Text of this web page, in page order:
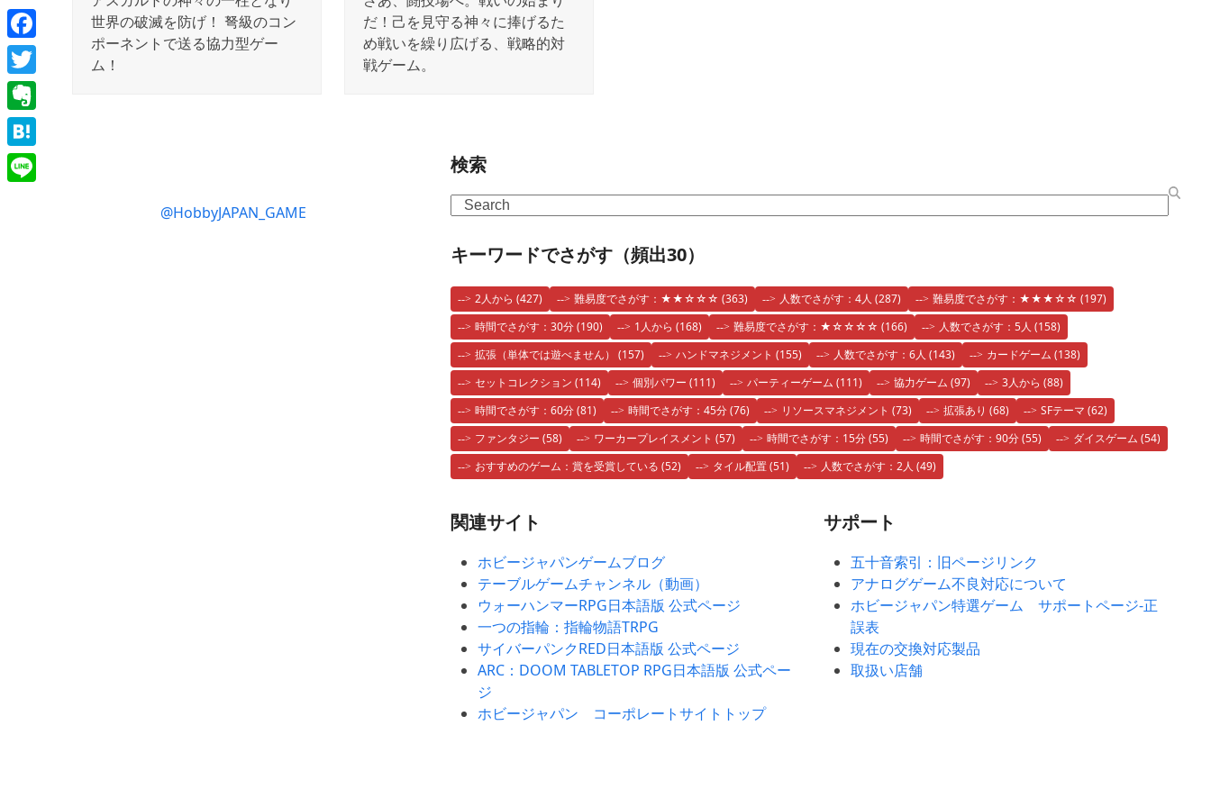
世界の破滅を防げ！ 弩級のコン
ポーネントで送る協力型ゲー
ム！
だ！己を見守る神々に捧げるた
め戦いを繰り広げる、戦略的対
戦ゲーム。
@HobbyJAPAN_GAME
検索
Search
キーワードでさがす（頻出30）
2人から (427) 難易度でさがす：★★☆☆☆ (363) 人数でさがす：4人 (287) 難易度でさがす：★★★☆☆ (197)
時間でさがす：30分(190) 1人から (168) 難易度でさがす：★☆☆☆☆ (166) 人数でさがす：5人 (158)
拡張（単体では遊べません） (157) ハンドマネジメント (155) 人数でさがす：6人 (143) カードゲーム (138)
セットコレクション (114) 個別パワー (111) パーティーゲーム (111) 協力ゲーム (97) 3人から (88)
時間でさがす：60分(81) 時間でさがす：45分(76) リソースマネジメント (73) 拡張あり (68) SFテーマ (62)
ファンタジー (58) ワーカープレイスメント (57) 時間でさがす：15分(55) 時間でさがす：90分(55) ダイスゲーム (54)
おすすめのゲーム：賞を受賞している (52) タイル配置(51) 人数でさがす：2人 (49)
関連サイト
ホビージャパンゲームブログ
テーブルゲームチャンネル（動画）
ウォーハンマーRPG日本語版 公式ページ
一つの指輪：指輪物語TRPG
サイバーパンクRED日本語版 公式ページ
ARC：DOOM TABLETOP RPG日本語版 公式ペー
ジ
ホビージャパン コーポレートサイトトップ
サポート
五十音索引：旧ページリンク
アナログゲーム不良対応について
ホビージャパン特選ゲーム サポートページ-正
誤表
現在の交換対応製品
取扱い店舗
Facebook
Twitter
Evernote
Hatena